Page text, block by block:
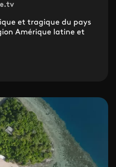
et tragique du pays
Amérique latine et